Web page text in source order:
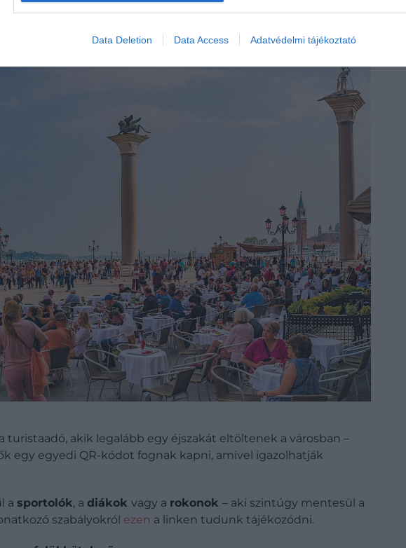
Data Deletion Data Access Adatvédelmi tájékoztató
turistaadó, akik legalább egy éjszakát eltöltenek a városban –
egy egyedi QR-kódot fognak kapni, amivel igazolhatják
a sportolók, a diákok vagy a rokonok – aki szintúgy mentesül a
szabályokról ezen a linken tudunk tájékozódni.